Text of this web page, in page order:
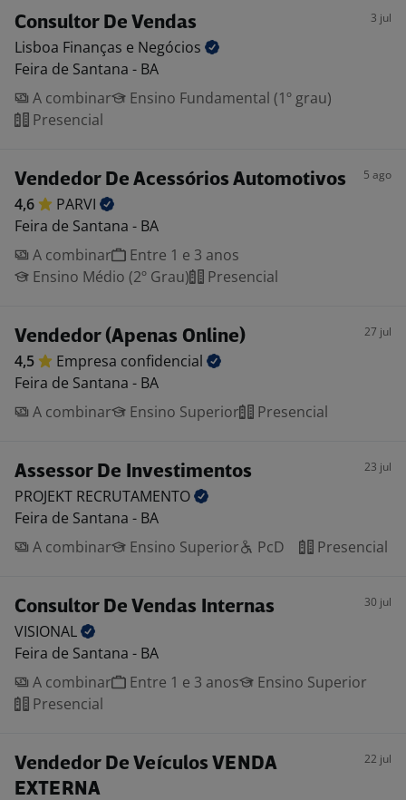
Consultor De Vendas 3 jul
Lisboa Finanças e Negócios
Feira de Santana - BA
A combinar
Ensino Fundamental (1º grau)
Presencial
Vendedor De Acessórios Automotivos 5 ago
4,6
PARVI
Feira de Santana - BA
A combinar
Entre 1 e 3 anos
Ensino Médio (2º Grau)
Presencial
Vendedor (Apenas Online) 27 jul
4,5 Empresa confidencial
Feira de Santana - BA
A combinar
Ensino Superior Presencial
Assessor De Investimentos 23 jul
PROJEKT RECRUTAMENTO
Feira de Santana - BA
A combinar
Ensino Superior PcD Presencial
Consultor De Vendas Internas 30 jul
VISIONAL
Feira de Santana - BA
A combinar
Entre 1 e 3 anos
Ensino Superior
Presencial
Vendedor De Veículos VENDA
EXTERNA
22 jul